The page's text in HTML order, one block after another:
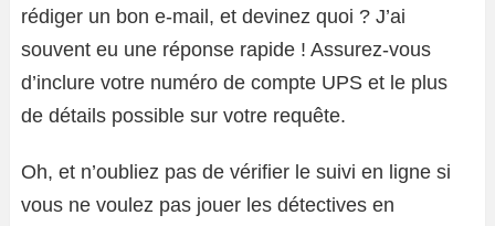
rédiger un bon e-mail, et devinez quoi ? J’ai
souvent eu une réponse rapide ! Assurez-vous
d’inclure votre numéro de compte UPS et le plus
de détails possible sur votre requête.
Oh, et n’oubliez pas de vérifier le suivi en ligne si
vous ne voulez pas jouer les détectives en